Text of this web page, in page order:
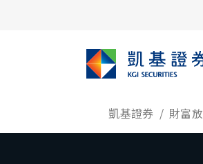
凱基證券 財富